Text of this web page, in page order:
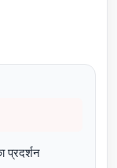
प्रदर्शन